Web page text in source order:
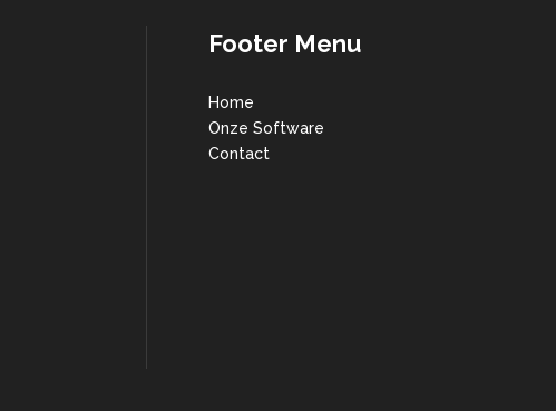
Footer Menu
Home
Onze Software
Contact